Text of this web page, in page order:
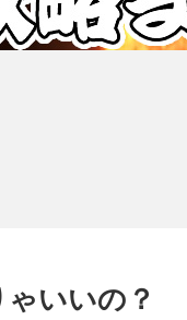
いいの？